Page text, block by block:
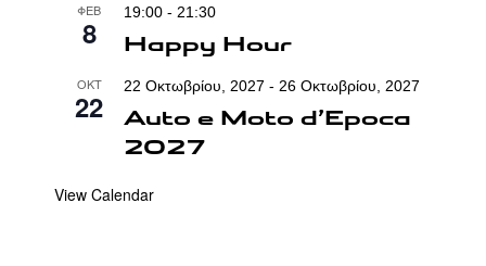
ΦΕΒ
8
19:00 - 21:30
Happy Hour
ΟΚΤ
22
22 Οκτωβρίου, 2027 - 26 Οκτωβρίου, 2027
Auto e Moto d’Epoca
2027
View Calendar